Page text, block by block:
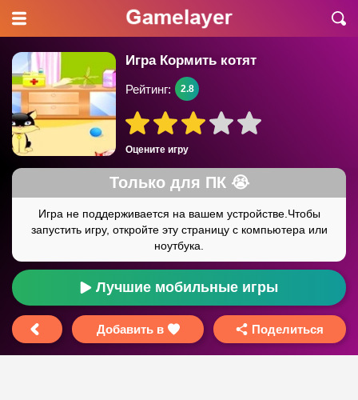
Игра Кормить котят
Оцените игру
Рейтинг: 2.8
Лучшие мобильные игры
Добавить в Поделиться